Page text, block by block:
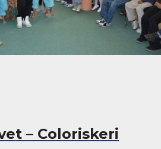
– Coloriskeri